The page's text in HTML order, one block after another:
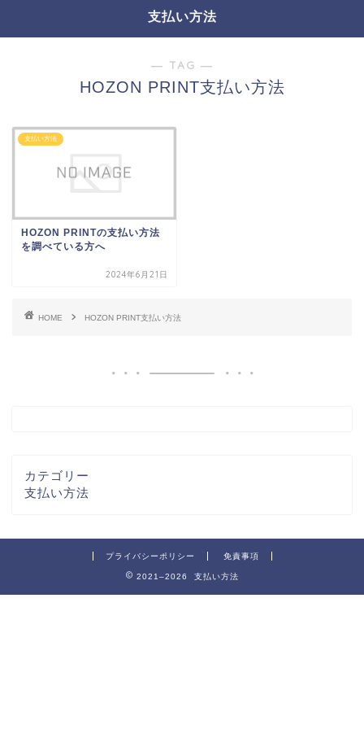
支払い方法
― TAG ―
HOZON PRINT支払い方法
支払い方法
HOZON PRINTの支払い方法
を調べている方へ
2024年6月21日
HOME HOZON PRINT支払い方法
カテゴリー
支払い方法
プライバシーポリシー 免責事項
2021–2026 支払い方法